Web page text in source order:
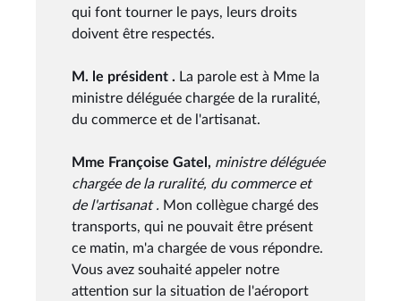
qui font tourner le pays, leurs droits
doivent être respectés.
M. le président . La parole est à Mme la
ministre déléguée chargée de la ruralité,
du commerce et de l'artisanat.
Mme Françoise Gatel, ministre déléguée
chargée de la ruralité, du commerce et
de l'artisanat . Mon collègue chargé des
transports, qui ne pouvait être présent
ce matin, m'a chargée de vous répondre.
Vous avez souhaité appeler notre
attention sur la situation de l'aéroport